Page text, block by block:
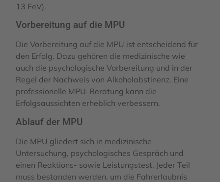
13 FeV).
Vorbereitung auf die MPU
Die Vorbereitung auf die MPU ist entscheidend für
den Erfolg. Dazu gehören die medizinische wie
auch die psychologische Vorbereitung und in der
Regel der Nachweis von Alkoholabstinenz. Eine
professionelle MPU-Beratung kann die
Erfolgsaussichten erheblich verbessern.
Ablauf der MPU
Die MPU gliedert sich in medizinische
Untersuchung, psychologisches Gespräch und
einen Reaktions- sowie Leistungstest. Jeder Teil
muss bestanden werden, um die Fahrerlaubnis